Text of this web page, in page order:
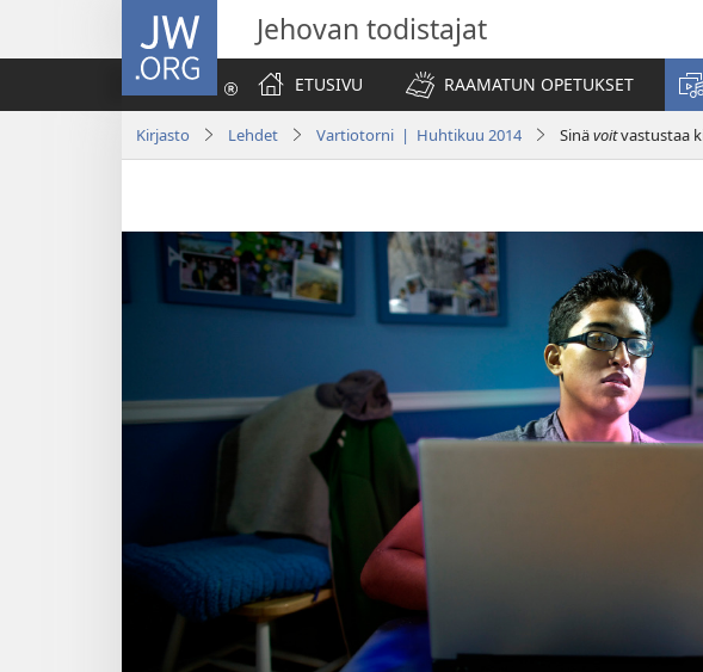
JW.ORG Jehovan todistajat
ETUSIVU
RAAMATUN OPETUKSET
Kirjasto Lehdet Vartiotorni | Huhtikuu 2014 Sinävoitvastustaa